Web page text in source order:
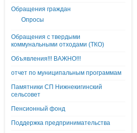
Обращения граждан
Опросы
Обращения с твердыми
коммунальными отходами (ТКО)
Объявления!!! ВАЖНО!!!
отчет по муниципальным программам
Памятники СП Нижнекигинский
сельсовет
Пенсионный фонд
Поддержка предпринимательства